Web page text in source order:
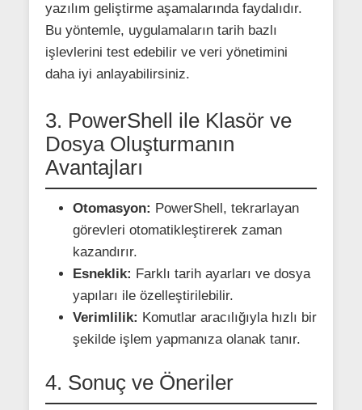
yazılım geliştirme aşamalarında faydalıdır.
Bu yöntemle, uygulamaların tarih bazlı
işlevlerini test edebilir ve veri yönetimini
daha iyi anlayabilirsiniz.
3. PowerShell ile Klasör ve
Dosya Oluşturmanın
Avantajları
Otomasyon: PowerShell, tekrarlayan
görevleri otomatikleştirerek zaman
kazandırır.
Esneklik: Farklı tarih ayarları ve dosya
yapıları ile özelleştirilebilir.
Verimlilik: Komutlar aracılığıyla hızlı bir
şekilde işlem yapmanıza olanak tanır.
4. Sonuç ve Öneriler